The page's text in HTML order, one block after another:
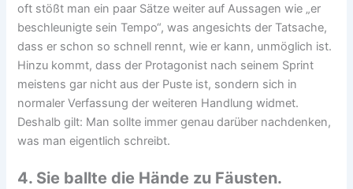
oft stößt man ein paar Sätze weiter auf Aussagen wie „er
beschleunigte sein Tempo“, was angesichts der Tatsache,
dass er schon so schnell rennt, wie er kann, unmöglich ist.
Hinzu kommt, dass der Protagonist nach seinem Sprint
meistens gar nicht aus der Puste ist, sondern sich in
normaler Verfassung der weiteren Handlung widmet.
Deshalb gilt: Man sollte immer genau darüber nachdenken,
was man eigentlich schreibt.
4. Sie ballte die Hände zu Fäusten.